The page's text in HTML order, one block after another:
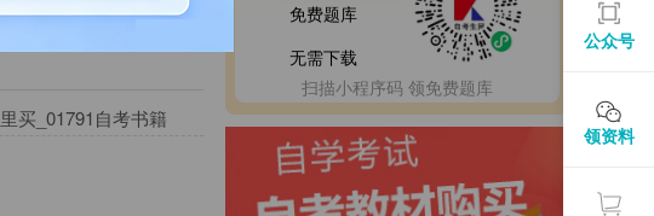
买_01791自考书籍
免费题库
无需下载
扫描小程序码 领免费题库
公众号
领资料